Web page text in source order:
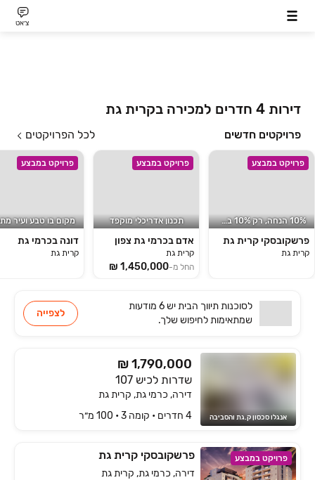
צ׳אט
דירות 4 חדרים למכירה בקרית גת
פרויקטים חדשים לכל הפרויקטים
פרויקט במבצע
10% הנחה, רק 10% בחוזה*!
פרשקובסקי קרית גת
קרית גת
פרויקט במבצע
תכנון אדריכלי מוקפד
אדם בכרמי גת צפון
קרית גת
החל מ-
פרויקט במבצע
דונה בכרמי גת
קרית גת
לסוכנותתיווך הביתיש
6 מודעות
שמתאימותלחיפוש שלך.
לצפייה
אנגלו סכסון ק.גת והסביבה
₪ 1,790,000
שדרות לכיש 107
דירה, כרמי גת, קרית גת
4 חדרים • קומה ‎3‏ • 100 מ״ר
פרויקט במבצע פרשקובסקי קרית גת
דירה, כרמי גת, קרית גת